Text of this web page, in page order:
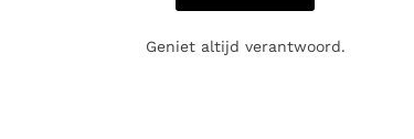
Geniet altijd verantwoord.